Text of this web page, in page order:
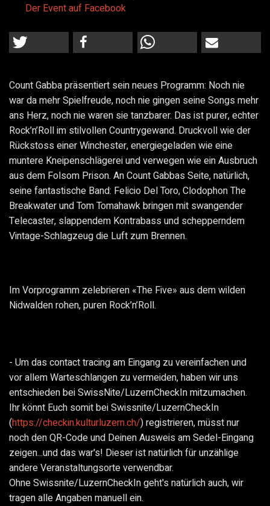
Der Event auf Facebook
Count Gabba präsentiert sein neues Programm: Noch nie
war da mehr Spielfreude, noch nie gingen seine Songs mehr
ans Herz, noch nie waren sie tanzbarer. Das ist purer, echter
Rock’n’Roll im stilvollen Countrygewand. Druckvoll wie der
Rückstoss einer Winchester, energiegeladen wie eine
muntere Kneipenschlägerei und verwegen wie ein Ausbruch
aus dem Folsom Prison. An Count Gabbas Seite, natürlich,
seine fantastische Band: Felicio Del Toro, Clodophon The
Breakwater und Tom Tomahawk bringen mit swangender
Telecaster, slappendem Kontrabass und schepperndem
Vintage-Schlagzeug die Luft zum Brennen.
Im Vorprogramm zelebrieren «The Five» aus dem wilden
Nidwalden rohen, puren Rock’n’Roll.
- Um das contact tracing am Eingang zu vereinfachen und
vor allem Warteschlangen zu vermeiden, haben wir uns
entschieden bei SwissNite/LuzernCheckIn mitzumachen.
Ihr könnt Euch somit bei Swissnite/LuzernCheckIn
(https://checkin.kulturluzern.ch/) registrieren, müsst nur
noch den QR-Code und Deinen Ausweis am Sedel-Eingang
zeigen...und das war's! Dieser ist natürlich für unzählige
andere Veranstaltungsorte verwendbar.
Ohne Swissnite/LuzernCheckIn geht's natürlich auch, wir
tragen alle Angaben manuell ein.